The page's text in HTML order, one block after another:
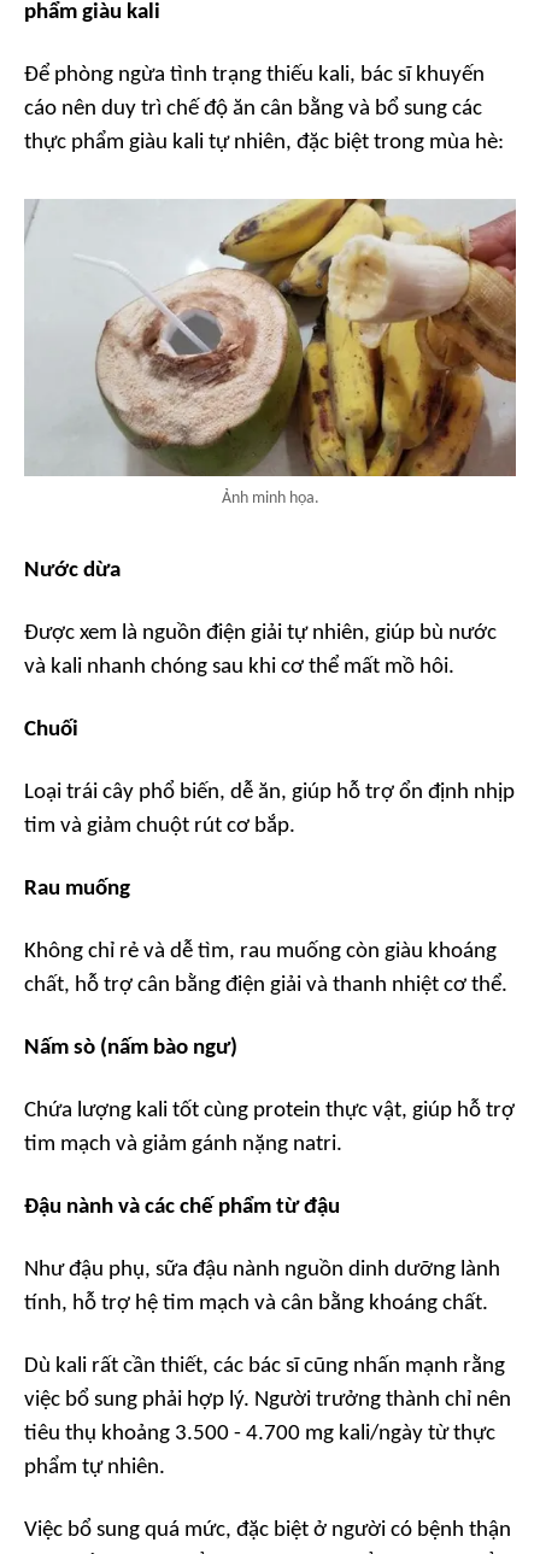
phẩm giàu kali
Để phòng ngừa tình trạng thiếu kali, bác sĩ khuyến
cáo nên duy trì chế độ ăn cân bằng và bổ sung các
thực phẩm giàu kali tự nhiên, đặc biệt trong mùa hè:
Ảnh minh họa.
Nước dừa
Được xem là nguồn điện giải tự nhiên, giúp bù nước
và kali nhanh chóng sau khi cơ thể mất mồ hôi.
Chuối
Loại trái cây phổ biến, dễ ăn, giúp hỗ trợ ổn định nhịp
tim và giảm chuột rút cơ bắp.
Rau muống
Không chỉ rẻ và dễ tìm, rau muống còn giàu khoáng
chất, hỗ trợ cân bằng điện giải và thanh nhiệt cơ thể.
Nấm sò (nấm bào ngư)
Chứa lượng kali tốt cùng protein thực vật, giúp hỗ trợ
tim mạch và giảm gánh nặng natri.
Đậu nành và các chế phẩm từ đậu
Như đậu phụ, sữa đậu nành nguồn dinh dưỡng lành
tính, hỗ trợ hệ tim mạch và cân bằng khoáng chất.
Dù kali rất cần thiết, các bác sĩ cũng nhấn mạnh rằng
việc bổ sung phải hợp lý. Người trưởng thành chỉ nên
tiêu thụ khoảng 3.500 - 4.700 mg kali/ngày từ thực
phẩm tự nhiên.
Việc bổ sung quá mức, đặc biệt ở người có bệnh thận